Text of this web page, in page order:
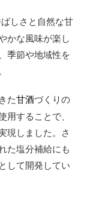
しさと自然な甘
かな風味が楽し
季節や地域性を
た甘酒づくりの
することで、
現しました。さ
た塩分補給にも
として開発してい